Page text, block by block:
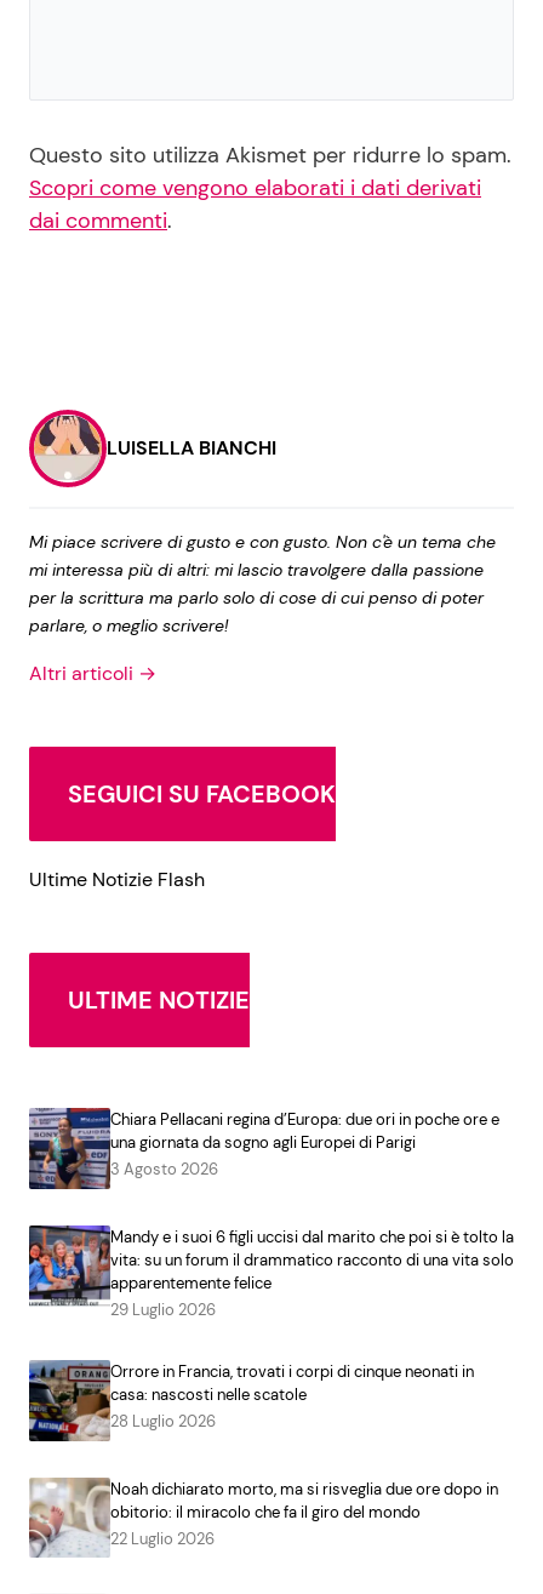
Questo sito utilizza Akismet per ridurre lo spam.
Scopri come vengono elaborati i dati derivati
dai commenti.
LUISELLA BIANCHI
Mi piace scrivere di gusto e con gusto. Non c'è un tema che
mi interessa più di altri: mi lascio travolgere dalla passione
per la scrittura ma parlo solo di cose di cui penso di poter
parlare, o meglio scrivere!
Altri articoli →
SEGUICI SU FACEBOOK
Ultime Notizie Flash
ULTIME NOTIZIE
Chiara Pellacani regina d’Europa: due ori in poche ore e
una giornata da sogno agli Europei di Parigi
3 Agosto 2026
Mandy e i suoi 6 figli uccisi dal marito che poi si è tolto la
vita: su un forum il drammatico racconto di una vita solo
apparentemente felice
29 Luglio 2026
Orrore in Francia, trovati i corpi di cinque neonati in
casa: nascosti nelle scatole
28 Luglio 2026
Noah dichiarato morto, ma si risveglia due ore dopo in
obitorio: il miracolo che fa il giro del mondo
22 Luglio 2026